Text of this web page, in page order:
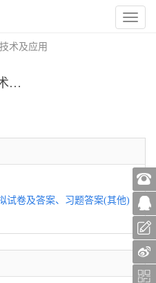
术及应用
物联网组网技术及应用 资源
试卷及答案、习题答案(其他)